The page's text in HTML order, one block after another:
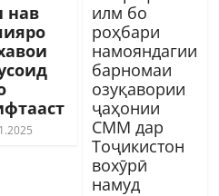
нав
илм бо
роҳбари
намояндагии
барномаи
озуқавории
ҷаҳонии
СММ дар
Тоҷикистон
вохӯрӣ
намуд